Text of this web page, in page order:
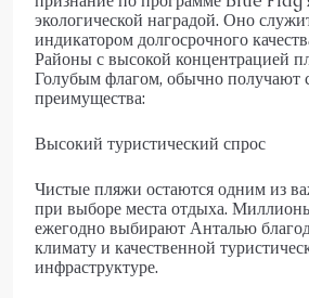
экологической наградой. Оно
индикатором долгосрочного
Районы с высокой концентрацией
Голубым флагом, обычно получают
преимущества:
Высокий туристический спрос
Чистые пляжи остаются одним из
при выборе места отдыха.
ежегодно выбирают Анталью
климату и качественной
инфраструктуре.